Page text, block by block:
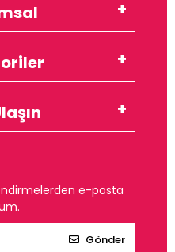
e-posta
Gönder